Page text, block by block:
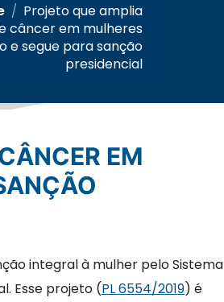
/ Projeto que amplia
câncer em mulheres
e segue para sanção
presidencial
integral à mulher pelo Sistema
Esse projeto (PL 6554/2019) é